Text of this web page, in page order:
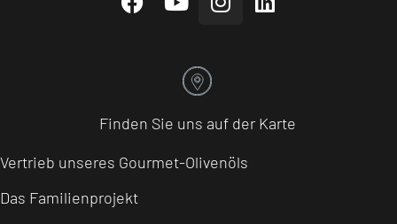
Finden Sie uns auf der Karte
Vertrieb unseres Gourmet-Olivenöls
Das Familienprojekt